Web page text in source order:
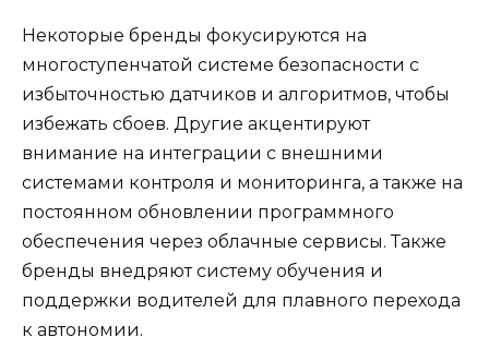
Некоторые бренды фокусируются на
многоступенчатой системе безопасности с
избыточностью датчиков и алгоритмов, чтобы
избежать сбоев. Другие акцентируют
внимание на интеграции с внешними
системами контроля и мониторинга, а также на
постоянном обновлении программного
обеспечения через облачные сервисы. Также
бренды внедряют систему обучения и
поддержки водителей для плавного перехода
к автономии.